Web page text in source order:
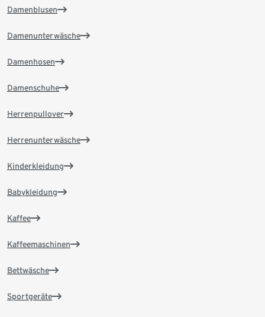
Damenblusen
Damenunterwäsche
Damenhosen
Damenschuhe
Herrenpullover
Herrenunterwäsche
Kinderkleidung
Babykleidung
Kaffee
Kaffeemaschinen
Bettwäsche
Sportgeräte